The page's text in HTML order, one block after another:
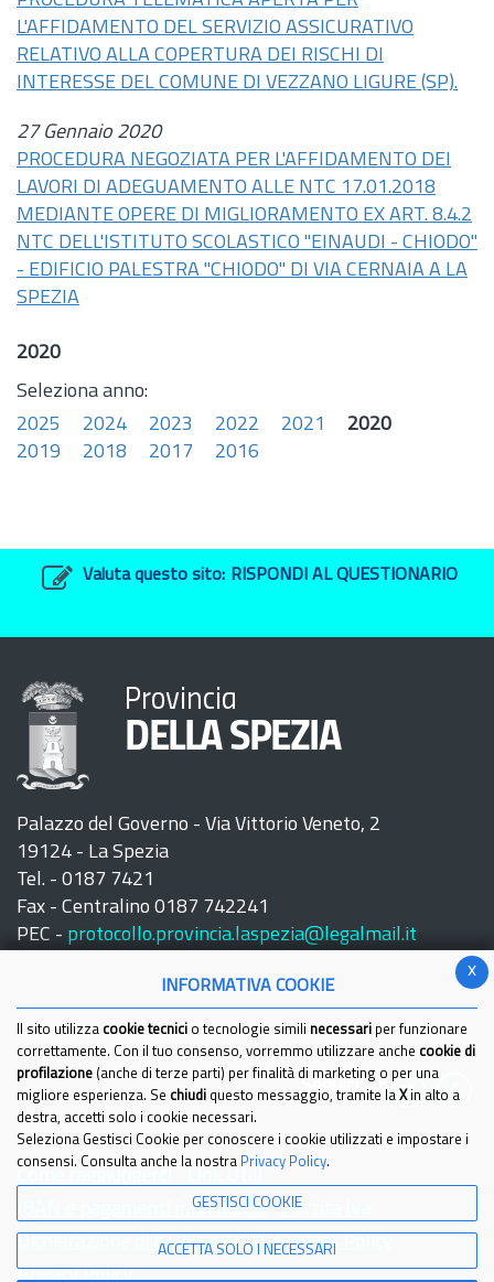
L'AFFIDAMENTO DEL SERVIZIO ASSICURATIVO
RELATIVO ALLA COPERTURA DEI RISCHI DI
INTERESSE DEL COMUNE DI VEZZANO LIGURE (SP).
27 Gennaio 2020
PROCEDURA NEGOZIATA PER L'AFFIDAMENTO DEI
LAVORI DI ADEGUAMENTO ALLE NTC 17.01.2018
MEDIANTE OPERE DI MIGLIORAMENTO EX ART. 8.4.2
NTC DELL'ISTITUTO SCOLASTICO "EINAUDI - CHIODO"
- EDIFICIO PALESTRA "CHIODO" DI VIA CERNAIA A LA
SPEZIA
2020
Seleziona anno:
2025
2024 2023 2022 2021
2020
2019
2018 2017 2016
Valuta questo sito: RISPONDI AL QUESTIONARIO
Provincia
DELLA SPEZIA
Palazzo del Governo - Via Vittorio Veneto, 2
19124 - La Spezia
Tel. - 0187 7421
Fax - Centralino 0187 742241
PEC - protocollo.provincia.laspezia@legalmail.it
Seguici su:
IBAN e pagamenti informatici
Partita Iva
Dichiarazione di Accessibilita'
Cookies Policy
Privacy Policy
x
INFORMATIVA COOKIE
Il sito utilizza cookie tecnici o tecnologie simili necessari per funzionare
correttamente. Con il tuo consenso, vorremmo utilizzare anche cookie di
profilazione (anche di terze parti) per finalità di marketing o per una
migliore esperienza. Se chiudi questo messaggio, tramite la Xin alto a
destra, accetti solo i cookie necessari.
Seleziona Gestisci Cookie per conoscere i cookie utilizzati e impostare i
consensi. Consulta anche la nostra Privacy Policy.
GESTISCI COOKIE
ACCETTA SOLO I NECESSARI